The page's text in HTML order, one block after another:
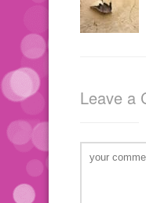
Leave a